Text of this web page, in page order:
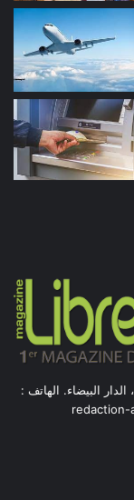
26 ،شارع مرس السلطان ،الطابق الأول ، الشقة 3 ، الدار البيضاء. الهاتف :